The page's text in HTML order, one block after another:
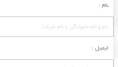
نام :
ایمیل :